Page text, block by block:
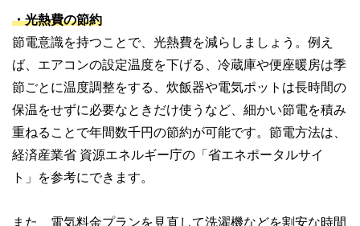
・光熱費の節約
節電意識を持つことで、光熱費を減らしましょう。例え
ば、エアコンの設定温度を下げる、冷蔵庫や便座暖房は季
節ごとに温度調整をする、炊飯器や電気ポットは長時間の
保温をせずに必要なときだけ使うなど、細かい節電を積み
重ねることで年間数千円の節約が可能です。節電方法は、
経済産業省 資源エネルギー庁の「省エネポータルサイ
ト」を参考にできます。
また、電気料金プランを見直して洗濯機などを割安な時間